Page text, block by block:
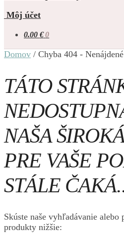
Môj účet
0.00 € 0
Domov / Chyba 404 - Nenájdené
TÁTO
NAŠA
PRE VAŠE
STÁLE
Skúste naše vyhľadávanie alebo
produkty nižšie: